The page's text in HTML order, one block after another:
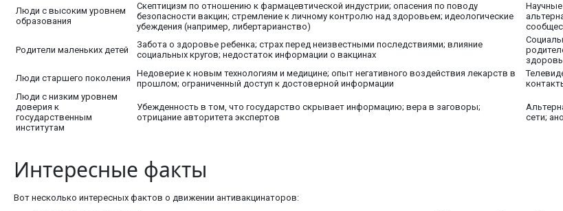
Люди с высоким уровнем
образования
Скептицизм по отношению к фармацевтической индустрии; опасения по поводу
безопасности вакцин; стремление к личному контролю над здоровьем; идеологические
убеждения (например, либертарианство)
Родители маленьких детей
Забота о здоровье ребенка; страх перед неизвестными последствиями; влияние
социальных кругов; недостаток информации о вакцинах
Люди старшего поколения
Недоверие к новым технологиям и медицине; опыт негативного воздействия лекарств в
прошлом; ограниченный доступ к достоверной информации
Люди с низким уровнем
доверия к
государственным
институтам
Убежденность в том, что государство скрывает информацию; вера в заговоры;
отрицание авторитета экспертов
сети;
Интересные факты
Вот несколько интересных фактов о движении антивакцинаторов: